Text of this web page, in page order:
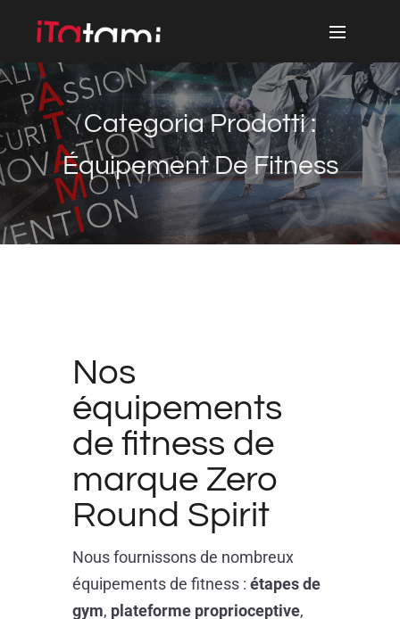
Categoria Prodotti :
Équipement De Fitness
Nos
équipements
de fitness de
marque Zero
Round Spirit
Nous fournissons de nombreux
équipements de fitness :étapes de
gym, plateforme proprioceptive,